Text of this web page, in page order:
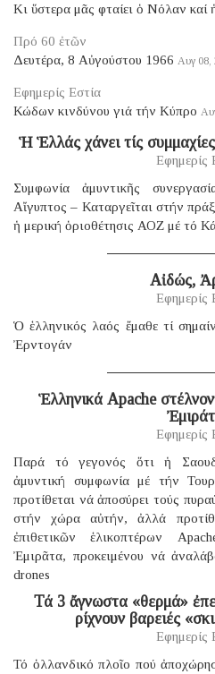
Κι ὕστερα μᾶς φταίει ὁ Νόλαν
Πρό 60 ἐτῶν
Δευτέρα, 8 Αὐγούστου 1966 Αυγ 08,
Εφημερίς Εστία
Κώδων κινδύνου γιά τήν Κύπρο
Ἡ Ἑλλάς χάνει τίς
Εφημερίς
Συμφωνία ἀμυντικῆς
Αἴγυπτος – Καταργεῖται στήν
ἡ μερική ὁριοθέτησις ΑΟΖ μέ τό
Αἰδώς,
Εφημερίς
Ὁ ἑλληνικός λαός ἔμαθε τί
Ἐρντογάν
Ἑλληνικά Apache
Εφημερίς
Παρά τό γεγονός ὅτι ἡ
ἀμυντική συμφωνία μέ τήν
προτίθεται νά ἀποσύρει τούς
στήν χώρα αὐτήν, ἀλλά
ἐπιθετικῶν ἑλικοπτέρων
Ἐμιρᾶτα, προκειμένου νά
drones
Τά 3 ἄγνωστα «θερμά»
ρίχνουν βαρειές
Εφημερίς
Τό ὁλλανδικό πλοῖο πού